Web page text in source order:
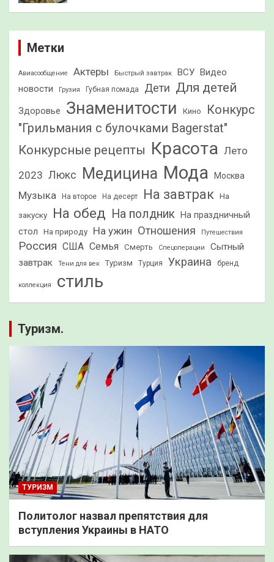
Метки
Авиасообщение Актеры Быстрый завтрак ВСУ Видео
новости
Грузия Губная помада Дети Для детей
Здоровье Знаменитости Кино
Конкурс
"Грильмания с булочками Bagerstat"
Конкурсные рецепты Красота Лето
2023 Люкс Медицина Мода Москва
Музыка На второе На десерт На завтрак На
закуску На обед На полдник На праздничный
стол
На природу На ужин Отношения Путешествия
Россия США Семья Смерть Спецоперации
Сытный
завтрак
Тени для век Туризм Турция Украина бренд
коллекция стиль
Туризм.
ТУРИЗМ
Политолог назвал препятствия для
вступления Украины в НАТО